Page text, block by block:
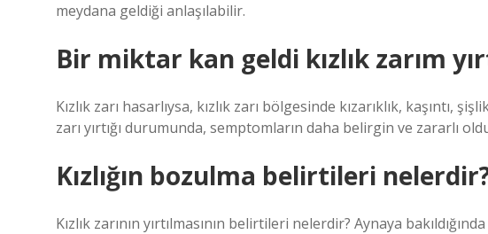
meydana geldiği anlaşılabilir.
Bir miktar kan geldi kızlık zarım
Kızlık zarı hasarlıysa, kızlık zarı bölgesinde kızarıklık, kaşıntı,
zarı yırtığı durumunda, semptomların daha belirgin ve zararlı
Kızlığın bozulma belirtileri
Kızlık zarının yırtılmasının belirtileri nelerdir? Aynaya